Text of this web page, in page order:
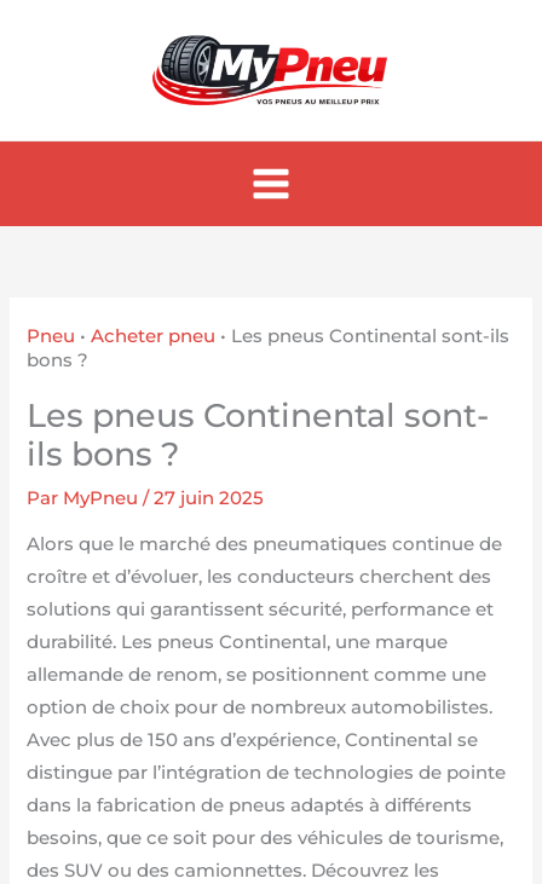
Pneu •Acheter pneu • Les pneus Continental sont-ils
bons ?
Les pneus Continental sont-
ils bons ?
Par MyPneu/27 juin 2025
Alors que le marché des pneumatiques continue de
croître et d’évoluer, les conducteurs cherchent des
solutions qui garantissent sécurité, performance et
durabilité. Les pneus Continental, une marque
allemande de renom, se positionnent comme une
option de choix pour de nombreux automobilistes.
Avec plus de 150 ans d’expérience, Continental se
distingue par l’intégration de technologies de pointe
dans la fabrication de pneus adaptés à différents
besoins, que ce soit pour des véhicules de tourisme,
des SUV ou des camionnettes. Découvrez les